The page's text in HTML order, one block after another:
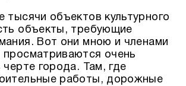
тысячи объектов культурного
объекты, требующие
Вот они мною и членами
просматриваются очень
города. Там, где
работы, дорожные